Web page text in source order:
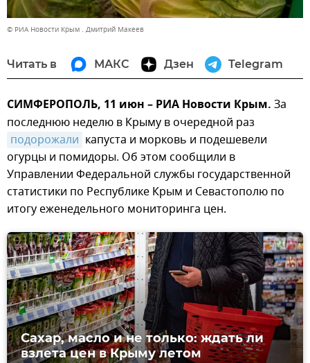
© РИА Новости Крым . Дмитрий Макеев
Читать в МАКС Дзен Telegram
СИМФЕРОПОЛЬ, 11 июн – РИА Новости Крым. За
последнюю неделю в Крыму в очередной раз
подорожали капуста и морковь и подешевели
огурцы и помидоры. Об этом сообщили в
Управлении Федеральной службы государственной
статистики по Республике Крым и Севастополю по
итогу еженедельного мониторинга цен.
Сахар, масло и не только: ждать ли
взлета цен в Крыму летом